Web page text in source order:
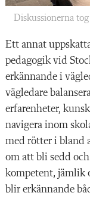
Diskussionerna
Ett annat
pedagogik vid
erkännande i
vägledare
erfarenheter,
navigera inom
med rötter i bland
om att bli sedd
kompetent, jämlik
blir erkännande